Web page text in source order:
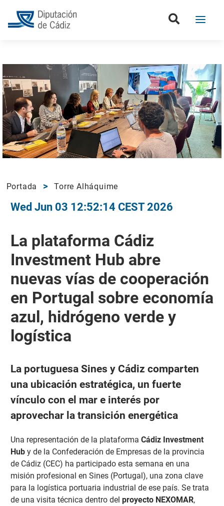
Portada Torre Alháquime
Wed Jun 03 12:52:14 CEST 2026
La plataforma Cádiz
Investment Hub abre
nuevas vías de cooperación
en Portugal sobre economía
azul, hidrógeno verde y
logística
La portuguesa Sines y Cádiz comparten
una ubicación estratégica, un fuerte
vínculo con el mar e interés por
aprovechar la transición energética
Una representación de la plataforma Cádiz Investment
Huby de la Confederación de Empresas de la provincia
de Cádiz (CEC) ha participado esta semana en una
misión profesional en Sines (Portugal), una zona clave
para la logística portuaria industrial de ese país. Se trata
de una visita técnica dentro del proyecto NEXOMAR,